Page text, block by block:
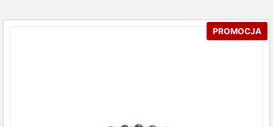
PROMOCJA